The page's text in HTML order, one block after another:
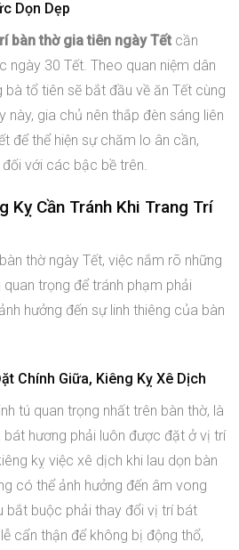
Dọn Dẹp
bàn thờ gia tiên ngày Tết cần
ngày 30 Tết. Theo quan niệm dân
bà tổ tiên sẽ bắt đầu về ăn Tết cùng
này, gia chủ nên thắp đèn sáng liên
để thể hiện sự chăm lo ân cần,
với các bậc bề trên.
Kỵ Cần Tránh Khi Trang Trí
thờ ngày Tết, việc nắm rõ những
trọng để tránh phạm phải
hưởng đến sự linh thiêng của bàn
Chính Giữa, Kiêng Kỵ Xê Dịch
tú quan trọng nhất trên bàn thờ, là
bát hương phải luôn được đặt ở vị trí
kỵ việc xê dịch khi lau dọn bàn
có thể ảnh hưởng đến âm vong
bắt buộc phải thay đổi vị trí bát
cẩn thận để không bị động thổ,